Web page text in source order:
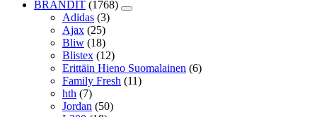
BRÄNDIT (1768)
Adidas (3)
Ajax (25)
Bliw (18)
Blistex (12)
Erittäin Hieno Suomalainen (6)
Family Fresh (11)
hth (7)
Jordan (50)